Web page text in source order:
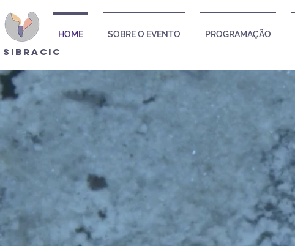
SIBRACIC
HOME SOBRE O EVENTO PROGRAMAÇÃO